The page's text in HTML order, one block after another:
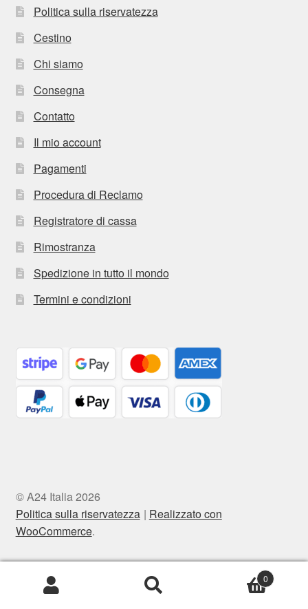
Politica sulla riservatezza
Cestino
Chi siamo
Consegna
Contatto
Il mio account
Pagamenti
Procedura di Reclamo
Registratore di cassa
Rimostranza
Spedizione in tutto il mondo
Termini e condizioni
© A24 Italia 2026
Politica sulla riservatezza
Realizzato con
WooCommerce.
0